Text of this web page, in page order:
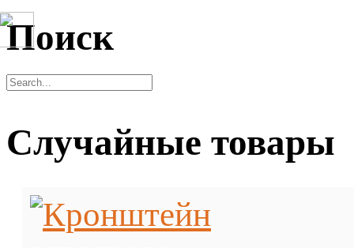
Поиск
Случайные товары